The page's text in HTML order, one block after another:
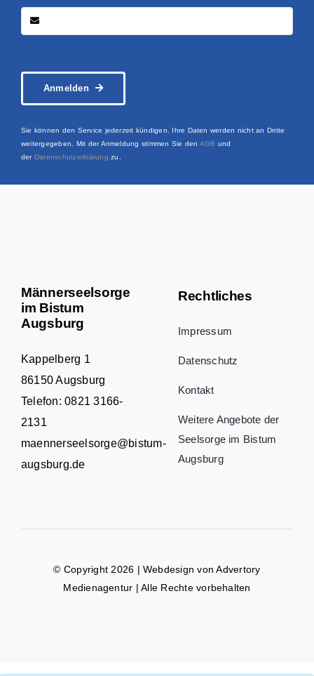
Anmelden
Sie können den Service jederzeit kündigen. Ihre Daten werden nicht an Dritte
weitergegeben. Mit der Anmeldung stimmen Sie den AGB und
der Datenschutzerklärung zu.
Männerseelsorge
im Bistum
Augsburg
Kappelberg 1
86150 Augsburg
Telefon:0821 3166-
2131
maennerseelsorge@bistum-
augsburg.de
Rechtliches
Impressum
Datenschutz
Kontakt
Weitere Angebote der
Seelsorge im Bistum
Augsburg
© Copyright 2026 | Webdesign vonAdvertory
Medienagentur | Alle Rechte vorbehalten